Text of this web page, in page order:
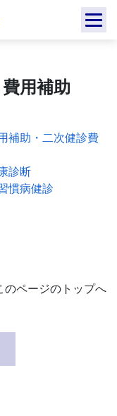
用補助
補助・二次健診費
診断
慣病健診
のページのトップへ